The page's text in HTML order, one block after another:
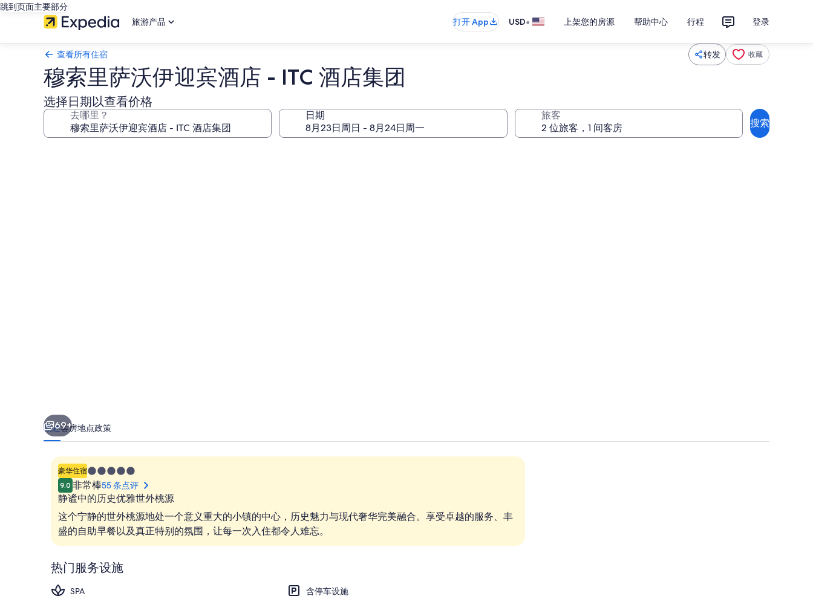
跳到页面主要部分
旅游产品
打开 App USD• 上架您的房源 帮助中心 行程 登录
查看所有住宿 转发 收藏
穆索里萨沃伊迎宾酒店 - ITC 酒店集团
选择日期以查看价格
去哪里？ 日期 旅客
搜索
集
团
的
69+
概述客房地点政策
豪华住宿5.0
星
住
宿
9.0 非常棒55 条点评
静谧中的历史优雅世外桃源
这个宁静的世外桃源地处一个意义重大的小镇的中心，历史魅力与现代奢华完美融合。享受卓越的服务、丰
盛的自助早餐以及真正特别的氛围，让每一次入住都令人难忘。
热门服务设施
SPA
含停车设施